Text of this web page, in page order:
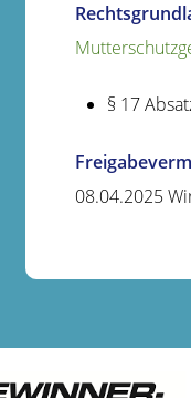
§ 17
08.04.2025